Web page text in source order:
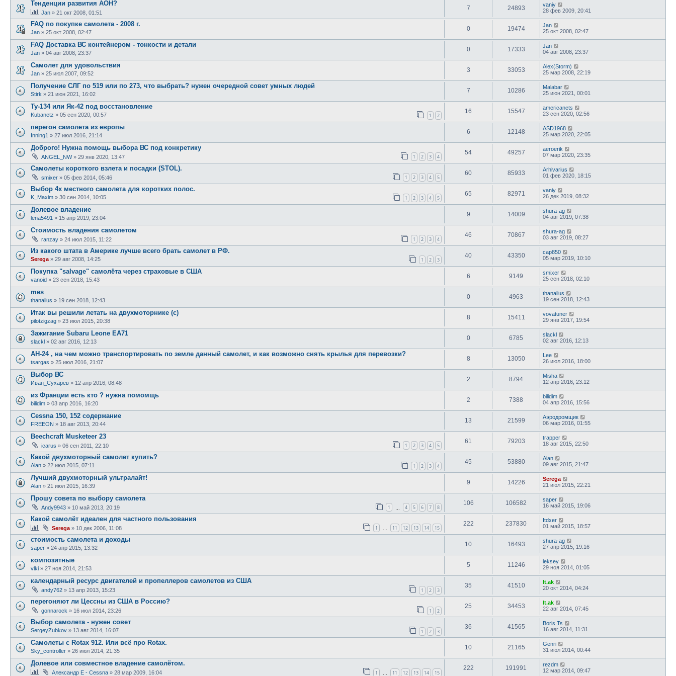
Тенденции развития АОН?
Jan » 21 окт 2008, 01:51
7 24893
vaniy
28 фев 2009, 20:41
FAQ по покупке самолета - 2008 г.
Jan » 25 окт 2008, 02:47
0 19474
Jan
25 окт 2008, 02:47
FAQ Доставка ВС контейнером - тонкости и детали
Jan » 04 авг 2008, 23:37
0 17333
Jan
04 авг 2008, 23:37
Самолет для удовольствия
Jan » 25 июл 2007, 09:52
3 33053
Alex(Storm)
25 мар 2008, 22:19
Получение СЛГ по 519 или по 273, что выбрать? нужен очередной совет умных людей
Stirk » 21 июн 2021, 16:02
7 10286
Malabar
25 июн 2021, 00:01
Ту-134 или Як-42 под восстановление
Kubanetz » 05 сен 2020, 00:57 1 2
16 15547
americanets
23 сен 2020, 02:56
перегон самолета из европы
Inning1 » 27 июл 2016, 21:14
6 12148
ASD1968
25 мар 2020, 22:05
Доброго! Нужна помощь выбора ВС под конкретику
ANGEL_NW» 29 янв 2020, 13:47 1 2 3 4
54 49257
aeroerik
07 мар 2020, 23:35
Самолеты короткого взлета и посадки (STOL).
smixer » 05 фев 2014, 05:46 1 2 3 4 5
60 85933
Arhivarius
01 фев 2020, 18:15
Выбор 4х местного самолета для коротких полос.
K_Maxim » 30 сен 2014, 10:05 1 2 3 4 5
65 82971
vaniy
26 дек 2019, 08:32
Долевое владение
lena5491 » 15 апр 2019, 23:04
9 14009
shura-ag
04 авг 2019, 07:38
Стоимость владения самолетом
ranzay » 24 июл 2015, 11:22 1 2 3 4
46 70867
shura-ag
03 авг 2019, 08:27
Из какого штата в Америке лучше всего брать самолет в РФ.
Serega » 29 авг 2008, 14:25 1 2 3
40 43350
cap850
05 мар 2019, 10:10
Покупка "salvage" самолёта через страховые в США
vanoid » 23 сен 2018, 15:43
6 9149
smixer
25 сен 2018, 02:10
mes
thanalius » 19 сен 2018, 12:43
0 4963
thanalius
19 сен 2018, 12:43
Итак вы решили летать на двухмоторнике (с)
pilotzigzag » 23 июл 2015, 20:38
8 15411
vovatuner
29 янв 2017, 19:54
Зажигание Subaru Leone EA71
slackl » 02 авг 2016, 12:13
0 6785
slackl
02 авг 2016, 12:13
АН-24 , на чем можно транспортировать по земле данный самолет, и как возможно снять крылья для перевозки?
tsargas » 25 июл 2016, 21:07
8 13050
Lee
26 июл 2016, 18:00
Выбор ВС
Иван_Сухарев » 12 апр 2016, 08:48
2 8794
Misha
12 апр 2016, 23:12
из Франции есть кто ? нужна помомщь
bilidim » 03 апр 2016, 16:20
2 7388
bilidim
04 апр 2016, 15:56
Cessna 150, 152 содержание
FREEON » 18 авг 2013, 20:44
13 21599
Аэродромщик
06 мар 2016, 01:55
Beechcraft Musketeer 23
icarus » 06 сен 2011, 22:10 1 2 3 4 5
61 79203
trapper
18 авг 2015, 22:50
Какой двухмоторный самолет купить?
Alan » 22 июл 2015, 07:11 1 2 3 4
45 53880
Alan
09 авг 2015, 21:47
Лучший двухмоторный ультралайт!
Alan » 21 июл 2015, 16:39
9 14226
Serega
21 июл 2015, 22:21
Прошу совета по выбору самолета
Andy9943 » 10 май 2013, 20:19 1 4 5 6 7 8
106 106582
saper
16 май 2015, 19:06
Какой самолёт идеален для частного пользования
Serega » 10 дек 2006, 11:08 1 11 12 13 14 15
222 237830
Itdxer
01 май 2015, 18:57
стоимость самолета и доходы
saper » 24 апр 2015, 13:32
10 16493
shura-ag
27 апр 2015, 19:16
композитные
vlki » 27 ноя 2014, 21:53
5 11246
leksey
29 ноя 2014, 01:05
календарный ресурс двигателей и пропеллеров самолетов из США
andy762 » 13 апр 2013, 15:23 1 2 3
35 41510
lt.ak
20 окт 2014, 04:24
перегоняют ли Цессны из США в Россию?
gonnarock » 16 июл 2014, 23:26 1 2
25 34453
lt.ak
22 авг 2014, 07:45
Выбор самолета - нужен совет
SergeyZubkov » 13 авг 2014, 16:07 1 2 3
36 41565
Boris Ts
16 авг 2014, 11:31
Самолеты с Rotax 912. Или всё про Rotax.
Sky_controller » 26 июл 2014, 21:35
10 21165
Genri
31 июл 2014, 00:44
Долевое или совместное владение самолётом.
Александр E - Cessna » 28 мар 2009, 16:04 1 … 11 12 13 14 15
222 191991
rezdm
12 мар 2014, 09:47